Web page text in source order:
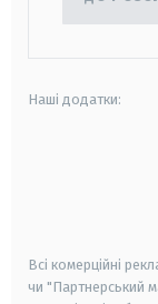
Наші додатки:
Всі комерційні
чи "Партнерський